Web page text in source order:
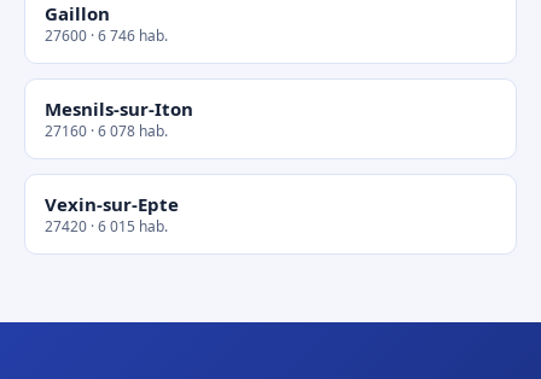
Gaillon
27600 · 6 746 hab.
Mesnils-sur-Iton
27160 · 6 078 hab.
Vexin-sur-Epte
27420 · 6 015 hab.